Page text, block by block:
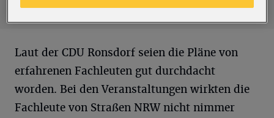
Laut der CDU Ronsdorf seien die Pläne von
erfahrenen Fachleuten gut durchdacht
worden. Bei den Veranstaltungen wirkten die
Fachleute von Straßen NRW nicht nimmer